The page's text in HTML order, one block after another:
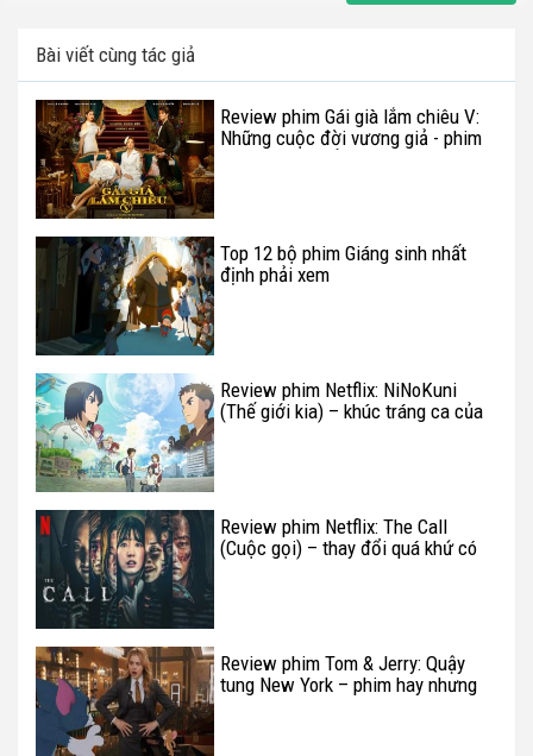
Bài viết cùng tác giả
Review phim Gái già lắm chiêu V:
Những cuộc đời vương giả - phim
Top 12 bộ phim Giáng sinh nhất
định phải xem
Review phim Netflix: NiNoKuni
(Thế giới kia) – khúc tráng ca của
Review phim Netflix: The Call
(Cuộc gọi) – thay đổi quá khứ có
Review phim Tom & Jerry: Quậy
tung New York – phim hay nhưng